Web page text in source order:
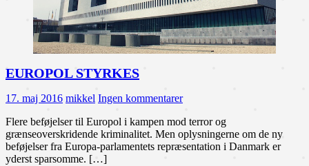
EUROPOL STYRKES
17. maj 2016 mikkel Ingen kommentarer
Flere beføjelser til Europol i kampen mod terror og
grænseoverskridende kriminalitet. Men oplysningerne om de ny
beføjelser fra Europa-parlamentets repræsentation i Danmark er
yderst sparsomme. […]